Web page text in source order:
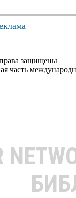
защищены
часть